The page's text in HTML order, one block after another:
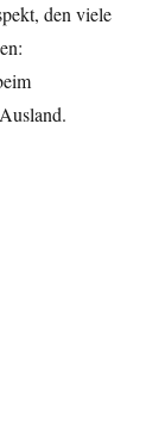
den viele